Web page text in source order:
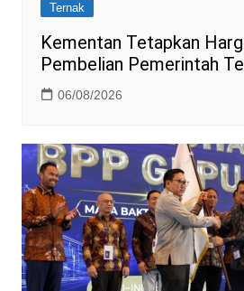
Ternak
Kementan Tetapkan
Pembelian Pemerintah
06/08/2026